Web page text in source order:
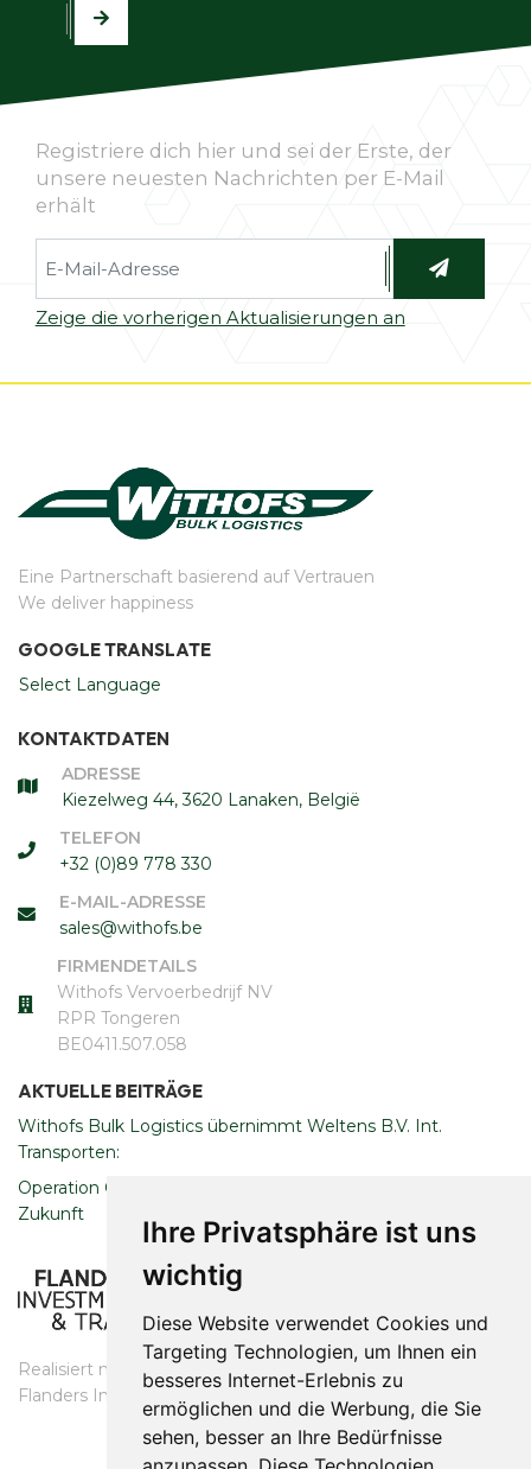
Ihre Privatsphäre ist uns
wichtig
Diese Website verwendet Cookies und
Targeting Technologien, um Ihnen ein
besseres Internet-Erlebnis zu
ermöglichen und die Werbung, die Sie
sehen, besser an Ihre Bedürfnisse
Registriere dich hier und sei der Erste, der
unsere neuesten Nachrichten per E-Mail
erhält
Zeige die vorherigen Aktualisierungen an
Eine Partnerschaft basierend auf Vertrauen
We deliver happiness
GOOGLE TRANSLATE
Select Language
KONTAKTDATEN
ADRESSE
Kiezelweg 44, 3620 Lanaken, België
TELEFON
+32 (0)89 778 330
E-MAIL-ADRESSE
sales@withofs.be
FIRMENDETAILS
Withofs Vervoerbedrijf NV
RPR Tongeren
​​​​​​​BE0411.507.058
AKTUELLE BEITRÄGE
Withofs Bulk Logistics übernimmt Weltens B.V. Int.
Transporten:
Operation Clean Sweep: Engagement für eine nachhaltige
Zukunft
Realisiert mit Unterstützung des
​​​​​​​Flanders Investment & Trade